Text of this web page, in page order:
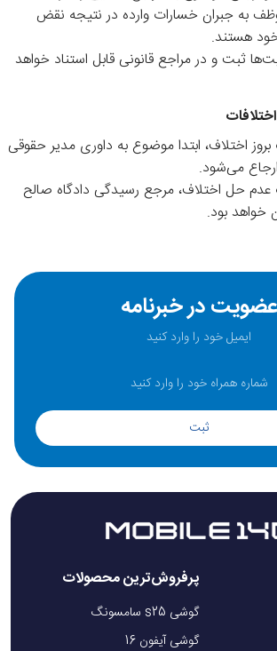
به جبران خسارات وارده در نتیجه نقض
هستند.
ثبت و در مراجع قانونی قابل استناد خواهد
اختلاف، ابتدا موضوع به داوری مدیر حقوقی
می‌شود.
حل اختلاف، مرجع رسیدگی دادگاه صالح
خواهد بود.
عضویت در خبرنامه
ثبت
پرفروش‌ترین محصولات
گوشی s25 سامسونگ
گوشی آیفون 16